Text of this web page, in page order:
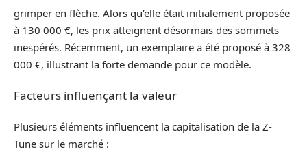
grimper en flèche. Alors qu’elle était initialement proposée
à 130 000 €, les prix atteignent désormais des sommets
inespérés. Récemment, un exemplaire a été proposé à 328
000 €, illustrant la forte demande pour ce modèle.
Facteurs influençant la valeur
Plusieurs éléments influencent la capitalisation de la Z-
Tune sur le marché :